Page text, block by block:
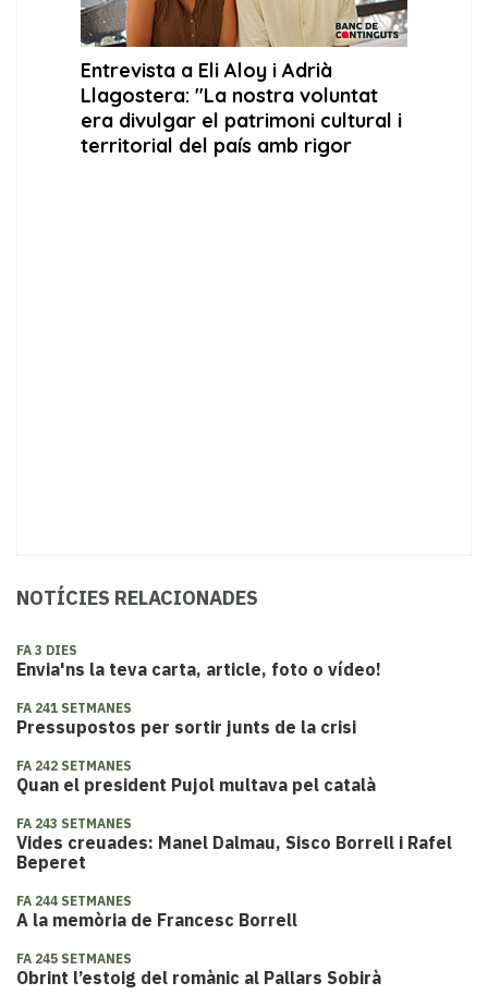
NOTÍCIES RELACIONADES
FA 3 DIES
Envia'ns la teva carta, article, foto o vídeo!
FA 241 SETMANES
Pressupostos per sortir junts de la crisi
FA 242 SETMANES
Quan el president Pujol multava pel català
FA 243 SETMANES
Vides creuades: Manel Dalmau, Sisco Borrell i Rafel
Beperet
FA 244 SETMANES
A la memòria de Francesc Borrell
FA 245 SETMANES
Obrint l’estoig del romànic al Pallars Sobirà